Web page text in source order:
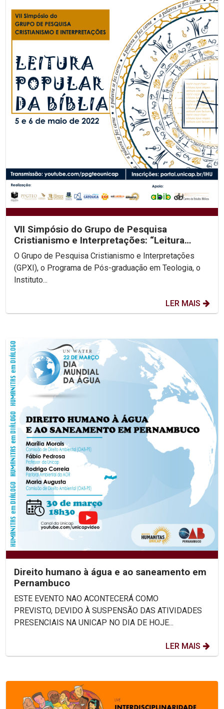
VII Simpósio do Grupo de Pesquisa
Cristianismo e Interpretações: “Leitura
Popular da Bíblia”
O Grupo de Pesquisa Cristianismo e Interpretações
(GPXI), o Programa de Pós-graduação em Teologia, o
Instituto...
LER MAIS
Direito humano à água e ao saneamento em
Pernambuco
ESTE EVENTO NAO ACONTECERÁ COMO
PREVISTO, DEVIDO À SUSPENSÃO DAS ATIVIDADES
PRESENCIAIS NA UNICAP NO DIA DE HOJE...
LER MAIS